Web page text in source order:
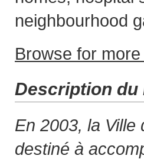
neighbourhood
Browse for
Description du
En 2003, la Ville
destiné à